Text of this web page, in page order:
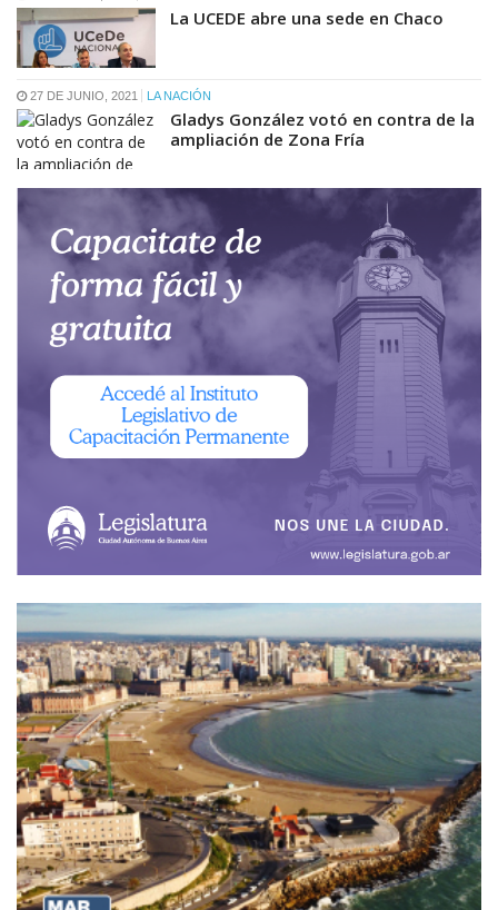
La UCEDE abre una sede en Chaco
27 DE JUNIO, 2021 LA NACIÓN
Gladys González votó en contra de la
ampliación de Zona Fría